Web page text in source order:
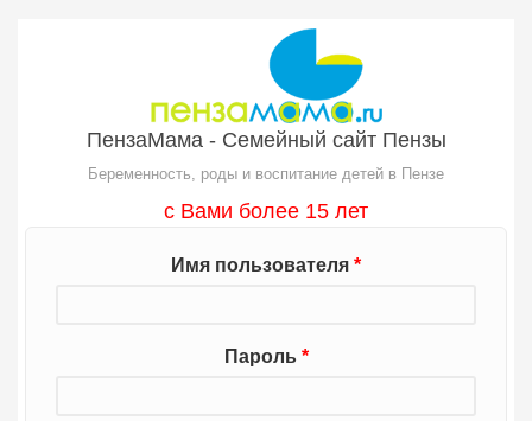
ПензаМама - Семейный сайт Пензы
Беременность, роды и воспитание детей в Пензе
с Вами более 15 лет
Имя пользователя *
Пароль *